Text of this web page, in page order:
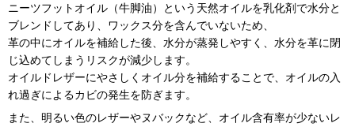
ニーツフットオイル（牛脚油）という天然オイルを乳化剤で水分と
ブレンドしてあり、ワックス分を含んでいないため、
革の中にオイルを補給した後、水分が蒸発しやすく、水分を革に閉
じ込めてしまうリスクが減少します。
オイルドレザーにやさしくオイル分を補給することで、オイルの入
れ過ぎによるカビの発生を防ぎます。
また、明るい色のレザーやヌバックなど、オイル含有率が少ないレ